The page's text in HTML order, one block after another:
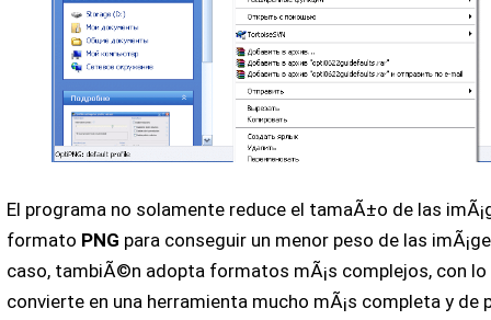
El programa no solamente reduce el tamaÃ±o de las
formato PNG para conseguir un menor peso de las
caso, tambiÃ©n adopta formatos mÃ¡s complejos, con lo
convierte en una herramienta mucho mÃ¡s completa y de